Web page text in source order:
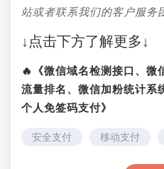
站或者联系我们的客户服务
↓点击下方了解更多↓
🔥《微信域名检测接口、微
流量排名、微信加粉统计系
个人免签码支付》
安全支付 移动支付